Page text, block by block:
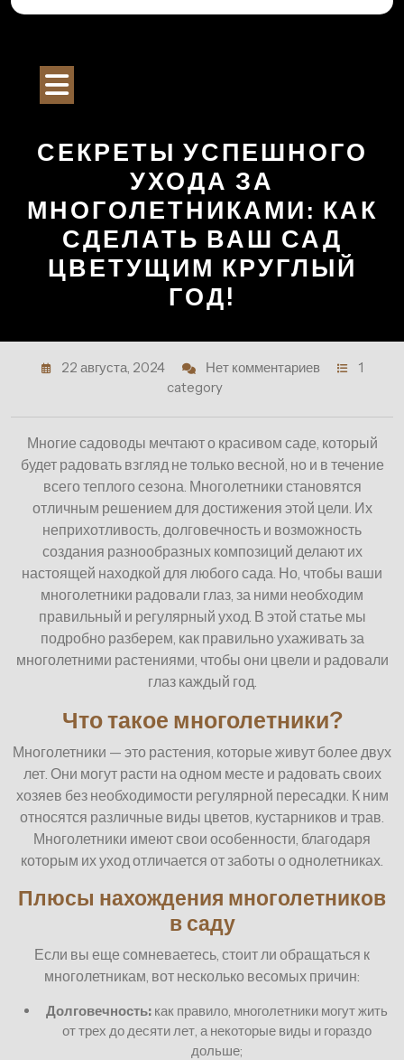
Перейти
СЕКРЕТЫ УСПЕШНОГО
УХОДА ЗА
МНОГОЛЕТНИКАМИ: КАК
СДЕЛАТЬ ВАШ САД
ЦВЕТУЩИМ КРУГЛЫЙ
ГОД!
22 августа, 2024 Нет комментариев
1
category
Многие садоводы мечтают о красивом саде, который
будет радовать взгляд не только весной, но и в течение
всего теплого сезона. Многолетники становятся
отличным решением для достижения этой цели. Их
неприхотливость, долговечность и возможность
создания разнообразных композиций делают их
настоящей находкой для любого сада. Но, чтобы ваши
многолетники радовали глаз, за ними необходим
правильный и регулярный уход. В этой статье мы
подробно разберем, как правильно ухаживать за
многолетними растениями, чтобы они цвели и радовали
глаз каждый год.
Что такое многолетники?
Многолетники — это растения, которые живут более двух
лет. Они могут расти на одном месте и радовать своих
хозяев без необходимости регулярной пересадки. К ним
относятся различные виды цветов, кустарников и трав.
Многолетники имеют свои особенности, благодаря
которым их уход отличается от заботы о однолетниках.
Плюсы нахождения многолетников
в саду
Если вы еще сомневаетесь, стоит ли обращаться к
многолетникам, вот несколько весомых причин:
Долговечность:как правило, многолетники могут жить
от трех до десяти лет, а некоторые виды и гораздо
дольше;